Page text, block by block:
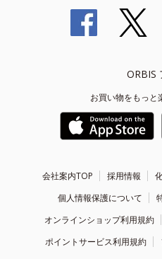
ORBIS
お買い物をもっと
会社案内TOP 採用情報
個人情報保護について
オンラインショップ利用規約
ポイントサービス利用規約